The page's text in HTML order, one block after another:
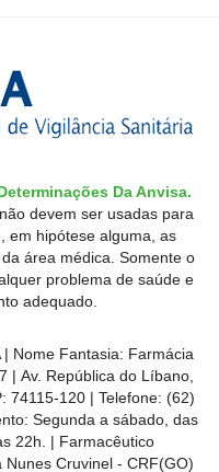
Da Anvisa.
devem ser usadas para
em hipótese alguma, as
área médica. Somente o
problema de saúde e
adequado.
Nome Fantasia: Farmácia
| Av. República do Líbano,
74115-120 | Telefone: (62)
Segunda a sábado, das
22h. | Farmacêutico
Nunes Cruvinel - CRF(GO)